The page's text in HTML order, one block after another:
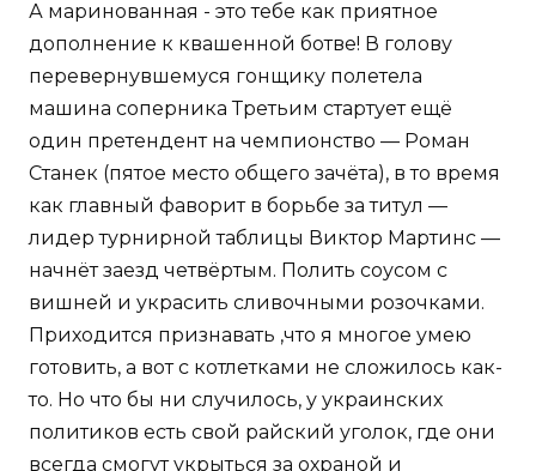
А маринованная - это тебе как приятное
дополнение к квашенной ботве! В голову
перевернувшемуся гонщику полетела
машина соперника Третьим стартует ещё
один претендент на чемпионство — Роман
Станек (пятое место общего зачёта), в то время
как главный фаворит в борьбе за титул —
лидер турнирной таблицы Виктор Мартинс —
начнёт заезд четвёртым. Полить соусом с
вишней и украсить сливочными розочками.
Приходится признавать ,что я многое умею
готовить, а вот с котлетками не сложилось как-
то. Но что бы ни случилось, у украинских
политиков есть свой райский уголок, где они
всегда смогут укрыться за охраной и